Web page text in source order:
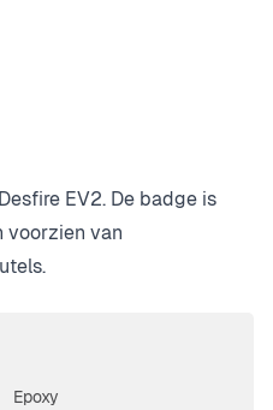
EV2. De badge is
voorzien van
Epoxy